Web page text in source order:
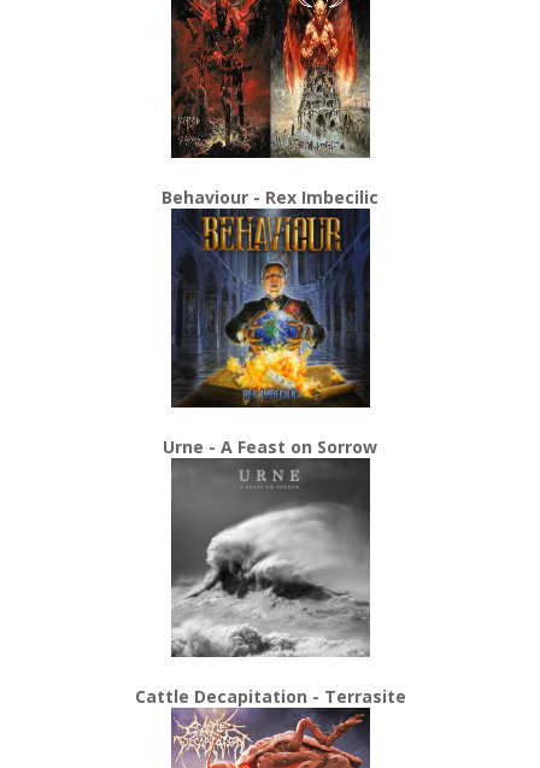
Behaviour - Rex Imbecilic
Urne - A Feast on Sorrow
Cattle Decapitation - Terrasite